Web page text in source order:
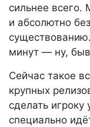
сильнее
и абсолютно
минут — ну,
Сейчас такое
крупных
сделать
специально